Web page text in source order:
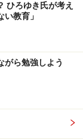
ひろゆき氏が考え
教育」
がら勉強しよう